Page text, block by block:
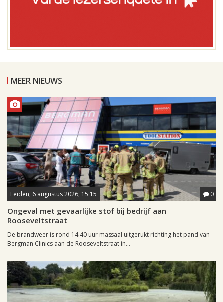
MEER NIEUWS
Leiden, 6 augustus 2026, 15:15 0
Ongeval met gevaarlijke stof bij bedrijf aan
Rooseveltstraat
De brandweer is rond 14.40 uur massaal uitgerukt richting het pand van
Bergman Clinics aan de Rooseveltstraat in...